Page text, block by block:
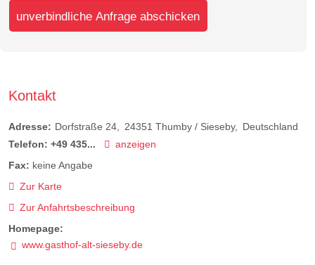
unverbindliche Anfrage abschicken
Kontakt
Adresse: Dorfstraße 24 24351 Thumby / Sieseby
Deutschland
Telefon: +49 435...
anzeigen
Fax: keine Angabe
Zur Karte
Zur Anfahrtsbeschreibung
Homepage:
www.gasthof-alt-sieseby.de